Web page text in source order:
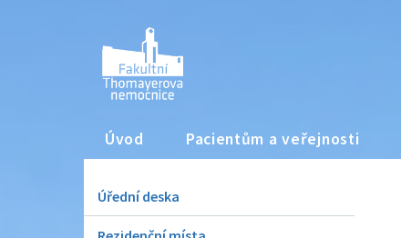
Úvod Pacientům a veřejnosti
Úřední deska